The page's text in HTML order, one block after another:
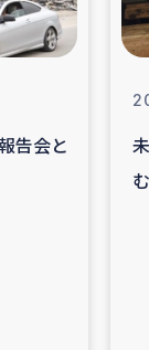
告会と